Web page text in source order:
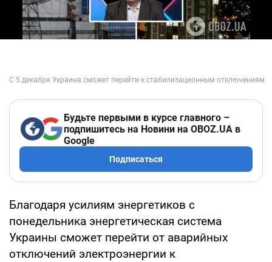
Будьте первыми в курсе главного –
подпишитесь на Новини на OBOZ.UA в
Google
Подписаться
Благодаря усилиям энергетиков с
понедельника энергетическая система
Украины сможет перейти от аварийных
отключений электроэнергии к